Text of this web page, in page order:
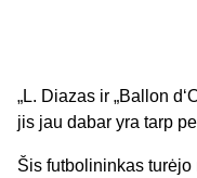
„L. Diazas ir „Ballon
jis jau dabar yra tarp
Šis futbolininkas